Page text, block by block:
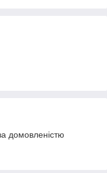
домовленістю